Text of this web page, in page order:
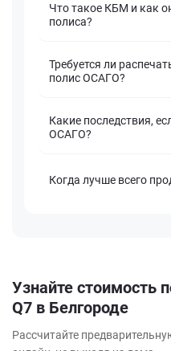
Что такое КБМ и как
полиса?
Требуется ли
полис ОСАГО?
Какие последствия,
ОСАГО?
Когда лучше всего
Узнайте стоимость
Q7 в Белгороде
Рассчитайте